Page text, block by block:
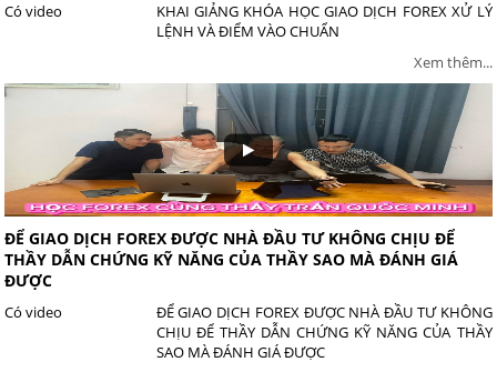
KHAI GIẢNG KHÓA HỌC GIAO DỊCH FOREX XỬ LÝ
LỆNH VÀ ĐIỂM VÀO CHUẨN
Có video
Xem thêm...
ĐỂ GIAO DỊCH FOREX ĐƯỢC NHÀ ĐẦU TƯ KHÔNG CHỊU ĐỂ
THẦY DẪN CHỨNG KỸ NĂNG CỦA THẦY SAO MÀ ĐÁNH GIÁ
ĐƯỢC
ĐỂ GIAO DỊCH FOREX ĐƯỢC NHÀ ĐẦU TƯ KHÔNG
CHỊU ĐỂ THẦY DẪN CHỨNG KỸ NĂNG CỦA THẦY
SAO MÀ ĐÁNH GIÁ ĐƯỢC
Có video